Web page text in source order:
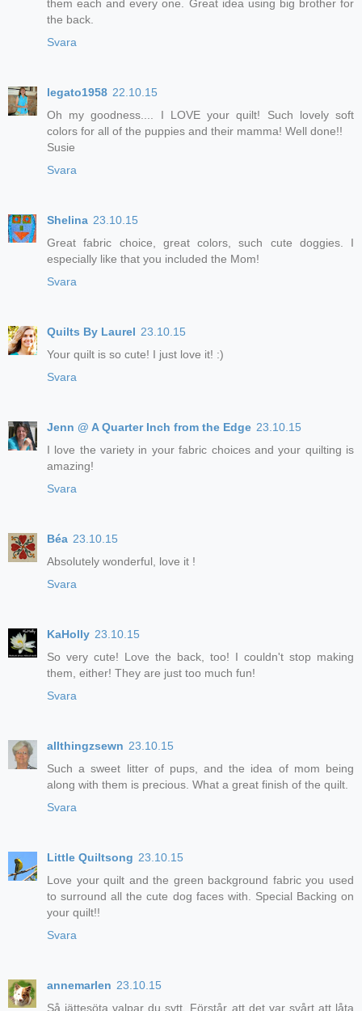
them each and every one. Great idea using big brother for
the back.
Svara
legato1958 22.10.15
Oh my goodness.... I LOVE your quilt! Such lovely soft
colors for all of the puppies and their mamma! Well done!!
Susie
Svara
Shelina 23.10.15
Great fabric choice, great colors, such cute doggies. I
especially like that you included the Mom!
Svara
Quilts By Laurel 23.10.15
Your quilt is so cute! I just love it! :)
Svara
Jenn @ A Quarter Inch from the Edge 23.10.15
I love the variety in your fabric choices and your quilting is
amazing!
Svara
Béa 23.10.15
Absolutely wonderful, love it !
Svara
KaHolly 23.10.15
So very cute! Love the back, too! I couldn't stop making
them, either! They are just too much fun!
Svara
allthingzsewn 23.10.15
Such a sweet litter of pups, and the idea of mom being
along with them is precious. What a great finish of the quilt.
Svara
Little Quiltsong 23.10.15
Love your quilt and the green background fabric you used
to surround all the cute dog faces with. Special Backing on
your quilt!!
Svara
annemarlen 23.10.15
Så jättesöta valpar du sytt. Förstår att det var svårt att låta